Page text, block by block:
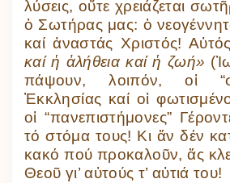
λύσεις, οὔτε χρειάζεται
ὁ Σωτήρας μας: ὁ
καί ἀναστάς Χριστός! Αὐτός
καί ἡ ἀλήθεια καί ἡ ζωή»
πάψουν, λοιπόν, οἱ
Ἐκκλησίας καί οἱ
οἱ “πανεπιστήμονες”
τό στόμα τους! Κι ἄν δέν
κακό πού προκαλοῦν, ἄς
Θεοῦ γι’ αὐτούς τ’ αὐτιά του!